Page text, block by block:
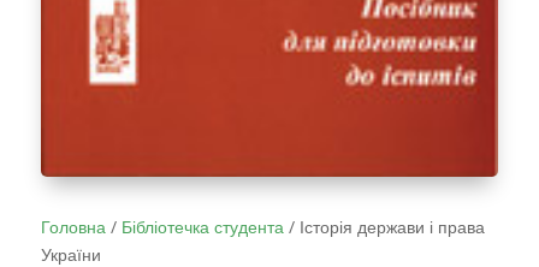
Головна / Бібліотечка студента / Історія держави і права
України